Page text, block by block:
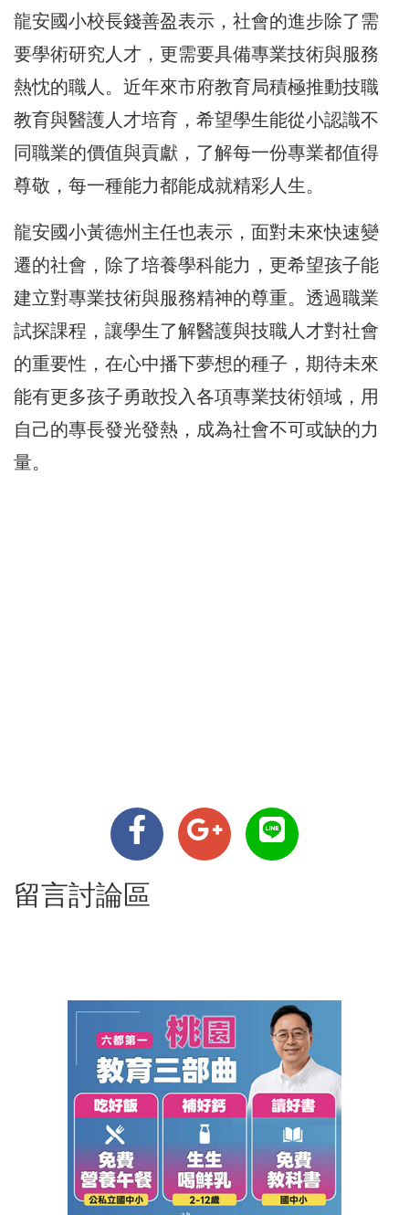
龍安國小校長錢善盈表示，社會的進步除了需
要學術研究人才，更需要具備專業技術與服務
熱忱的職人。近年來市府教育局積極推動技職
教育與醫護人才培育，希望學生能從小認識不
同職業的價值與貢獻，了解每一份專業都值得
尊敬，每一種能力都能成就精彩人生。
龍安國小黃德州主任也表示，面對未來快速變
遷的社會，除了培養學科能力，更希望孩子能
建立對專業技術與服務精神的尊重。透過職業
試探課程，讓學生了解醫護與技職人才對社會
的重要性，在心中播下夢想的種子，期待未來
能有更多孩子勇敢投入各項專業技術領域，用
自己的專長發光發熱，成為社會不可或缺的力
量。
留言討論區